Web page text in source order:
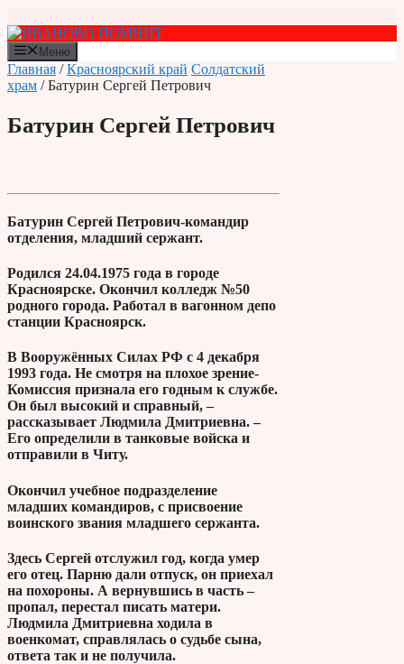
к
содержимому
Меню
Главная /Красноярский край Солдатский
храм / Батурин Сергей Петрович
Батурин Сергей Петрович
Батурин Сергей Петрович-командир
отделения, младший сержант.
Родился 24.04.1975 года в городе
Красноярске. Окончил колледж №50
родного города. Работал в вагонном депо
станции Красноярск.
В Вооружённых Силах РФ с 4 декабря
1993 года. Не смотря на плохое зрение-
Комиссия признала его годным к службе.
Он был высокий и справный, –
рассказывает Людмила Дмитриевна. –
Его определили в танковые войска и
отправили в Читу.
Окончил учебное подразделение
младших командиров, с присвоение
воинского звания младшего сержанта.
Здесь Сергей отслужил год, когда умер
его отец. Парню дали отпуск, он приехал
на похороны. А вернувшись в часть –
пропал, перестал писать матери.
Людмила Дмитриевна ходила в
военкомат, справлялась о судьбе сына,
ответа так и не получила.